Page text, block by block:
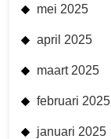
mei 2025
april 2025
maart 2025
februari 2025
januari 2025